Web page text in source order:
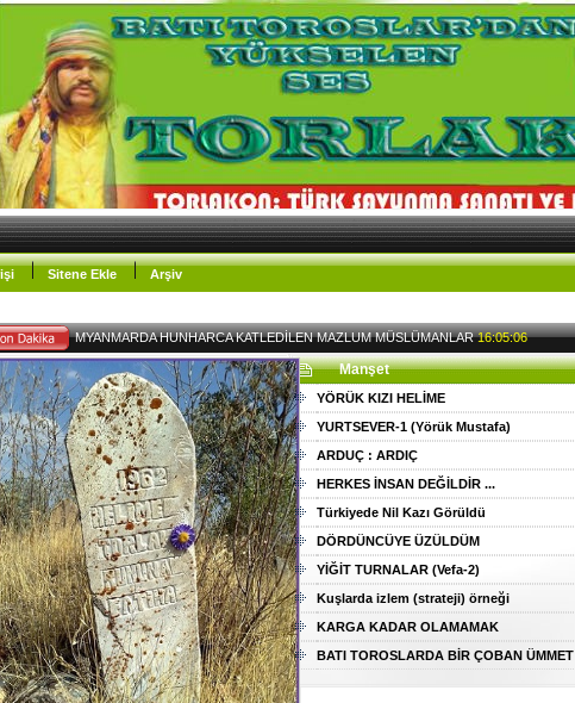
Sitene Ekle Arşiv
EY MÜSLÜMAN_
Manşet
YÖRÜK KIZI HELİME
YURTSEVER-1 (Yörük Mustafa)
ARDUÇ : ARDIÇ
HERKES İNSAN DEĞİLDİR ...
Türkiyede Nil Kazı Görüldü
DÖRDÜNCÜYE ÜZÜLDÜM
YİĞİT TURNALAR (Vefa-2)
Kuşlarda izlem (strateji) örneği
KARGA KADAR OLAMAMAK
BATI TOROSLARDA BİR ÇOBAN ÜMMET